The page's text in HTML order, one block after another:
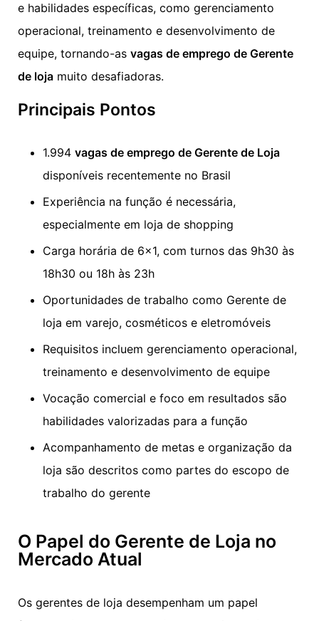
e habilidades específicas, como gerenciamento
operacional, treinamento e desenvolvimento de
equipe, tornando-as vagas de emprego de Gerente
de loja muito desafiadoras.
Principais Pontos
1.994 vagas de emprego de Gerente de Loja
disponíveis recentemente no Brasil
Experiência na função é necessária,
especialmente em loja de shopping
Carga horária de 6×1, com turnos das 9h30 às
18h30 ou 18h às 23h
Oportunidades de trabalho como Gerente de
loja em varejo, cosméticos e eletromóveis
Requisitos incluem gerenciamento operacional,
treinamento e desenvolvimento de equipe
Vocação comercial e foco em resultados são
habilidades valorizadas para a função
Acompanhamento de metas e organização da
loja são descritos como partes do escopo de
trabalho do gerente
O Papel do Gerente de Loja no
Mercado Atual
Os gerentes de loja desempenham um papel